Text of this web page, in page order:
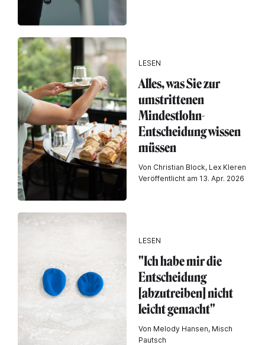
LESEN
Alles, was Sie zur
umstrittenen
Mindestlohn-
Entscheidung wissen
müssen
Von Christian Block, Lex Kleren
Veröffentlicht am 13. Apr. 2026
LESEN
"Ich habe mir die
Entscheidung
[abzutreiben] nicht
leicht gemacht"
Von Melody Hansen, Misch
Pautsch